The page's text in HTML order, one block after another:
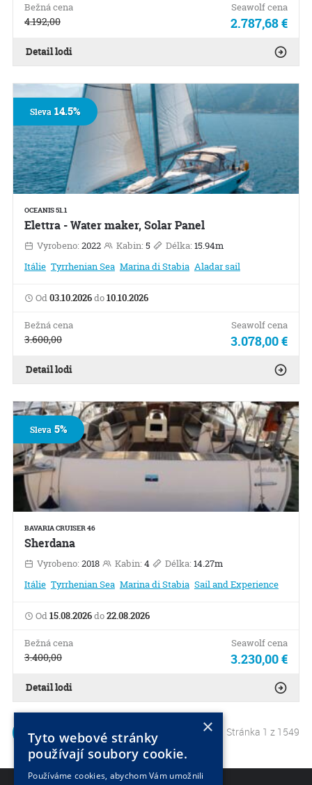
Bežná cena
4.192,00
Seawolf cena
2.787,68 €
Detail lodi
OCEANIS 51.1
Elettra - Water maker, Solar Panel
Vyrobeno: 2022 Kabin: 5 Délka: 15.94m
Itálie Tyrrhenian Sea Marina di Stabia Aladar sail
Od03.10.2026do10.10.2026
Bežná cena
3.600,00
Seawolf cena
3.078,00 €
Sleva14.5%
Detail lodi
BAVARIA CRUISER 46
Sherdana
Vyrobeno: 2018 Kabin: 4 Délka: 14.27m
Itálie Tyrrhenian Sea Marina di Stabia Sail and Experience
Od15.08.2026do22.08.2026
Bežná cena
3.400,00
Seawolf cena
3.230,00 €
Sleva5%
Detail lodi
1 2 Stránka 1 z 1549
×
Tyto webové stránky
používají soubory cookie.
Používáme cookies, abychom Vám umožnili